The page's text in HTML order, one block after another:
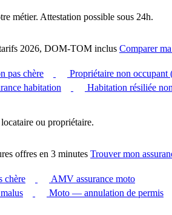
métier. Attestation possible sous 24h.
2026, DOM-TOM inclus Comparer
pas chère Propriétaire non occupant
habitation Habitation résiliée
ou propriétaire.
offres en 3 minutes Trouver mon
chère
AMV assurance moto
Moto — annulation de permis